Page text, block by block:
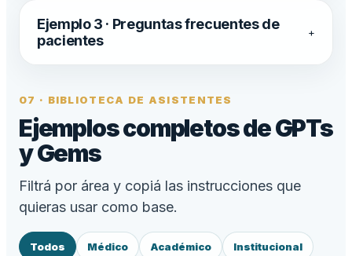
Ejemplo 3 · Preguntas frecuentes de
pacientes
+
07 · BIBLIOTECA DE ASISTENTES
Ejemplos completos de GPTs
y Gems
Filtrá por área y copiá las instrucciones que
quieras usar como base.
Todos Médico Académico Institucional